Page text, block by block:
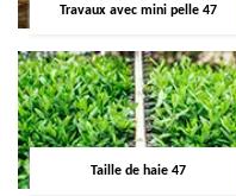
Travaux avec mini pelle 47
Taille de haie 47